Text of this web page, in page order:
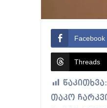
Facebook
Threads
წაკითხვა:
თაკო ჩარკვიანი ეხმიანება დროებით საპარლამენტო კომისიაზე, ბესიკ ხარძიანის